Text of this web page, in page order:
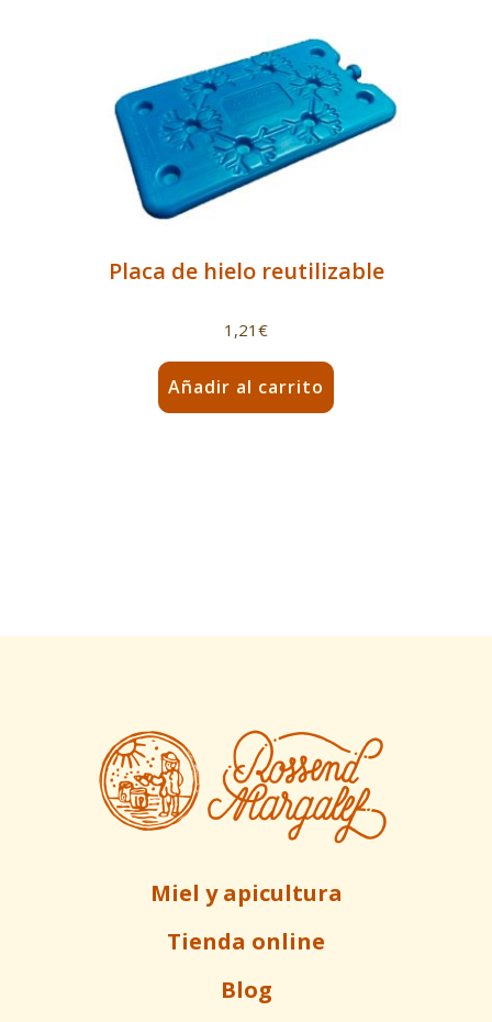
opciones
pueden
página
Placa de hielo reutilizable
1,21 €
Añadir al carrito
Miel y apicultura
Tienda online
Blog